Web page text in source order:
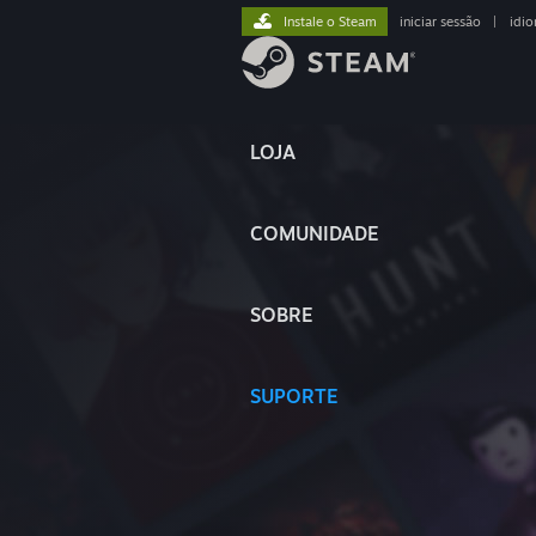
LOJA
COMUNIDADE
SOBRE
SUPORTE
Instale o Steam iniciar sessão